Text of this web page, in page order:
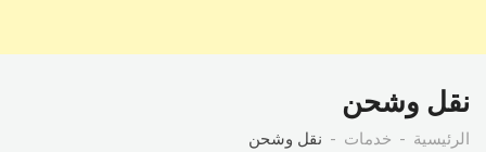
نقل وشحن
الرئيسية خدمات نقل وشحن